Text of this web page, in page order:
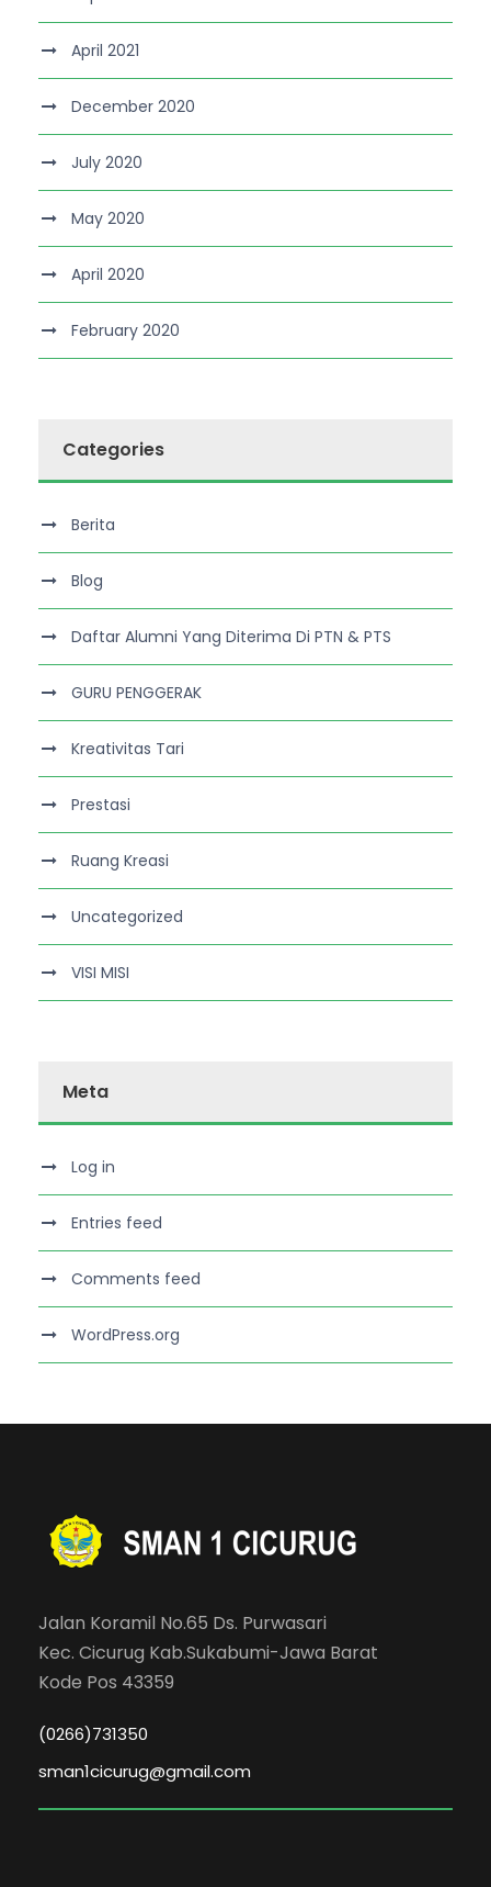
April 2021
December 2020
July 2020
May 2020
April 2020
February 2020
Categories
Berita
Blog
Daftar Alumni Yang Diterima Di PTN & PTS
GURU PENGGERAK
Kreativitas Tari
Prestasi
Ruang Kreasi
Uncategorized
VISI MISI
Meta
Log in
Entries feed
Comments feed
WordPress.org
Jalan Koramil No.65 Ds. Purwasari
Kec. Cicurug Kab.Sukabumi-Jawa Barat
Kode Pos 43359
(0266)731350
sman1cicurug@gmail.com